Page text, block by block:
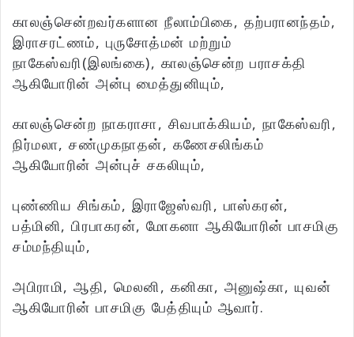
காலஞ்சென்றவர்களான நீலாம்பிகை, தற்பரானந்தம்,
இராசரட்ணம், புருசோத்மன் மற்றும்
நாகேஸ்வரி(இலங்கை), காலஞ்சென்ற பராசக்தி
ஆகியோரின் அன்பு மைத்துனியும்,
காலஞ்சென்ற நாகராசா, சிவபாக்கியம், நாகேஸ்வரி,
நிர்மலா, சண்முகநாதன், கணேசலிங்கம்
ஆகியோரின் அன்புச் சகலியும்,
புண்ணிய சிங்கம், இராஜேஸ்வரி, பாஸ்கரன்,
பத்மினி, பிரபாகரன், மோகனா ஆகியோரின் பாசமிகு
சம்மந்தியும்,
அபிராமி, ஆதி, மெலனி, கனிகா, அனுஷ்கா, யுவன்
ஆகியோரின் பாசமிகு பேத்தியும் ஆவார்.